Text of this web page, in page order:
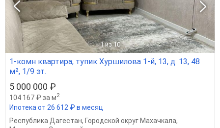
1 из 10
1-комн квартира, тупик Хуршилова 1-й, 13, д. 13, 48
м², 1/9 эт.
5 000 000 ₽
104 167 ₽ за м2
Ипотека от 26 612 ₽ в месяц
Республика Дагестан, Городской округ Махачкала,